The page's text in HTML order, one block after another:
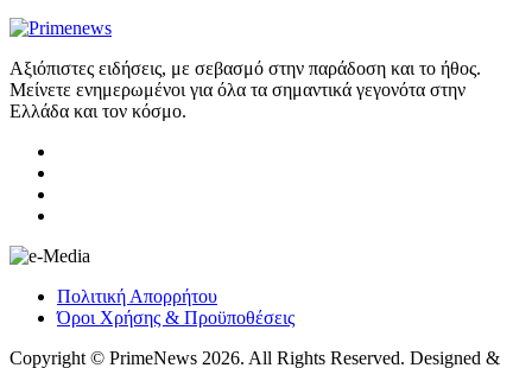
Αξιόπιστες ειδήσεις, με σεβασμό στην παράδοση και το ήθος.
Μείνετε ενημερωμένοι για όλα τα σημαντικά γεγονότα στην
Ελλάδα και τον κόσμο.
Πολιτική Απορρήτου
Όροι Χρήσης & Προϋποθέσεις
Copyright © PrimeNews 2026. All Rights Reserved. Designed &